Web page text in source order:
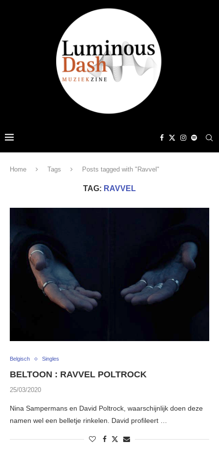
Home Tags Posts tagged with "Ravvel"
TAG: RAVVEL
Belgisch Singles
BELTOON : RAVVEL POLTROCK
25/03/2020
Nina Sampermans en David Poltrock, waarschijnlijk doen deze
namen wel een belletje rinkelen. David profileert …